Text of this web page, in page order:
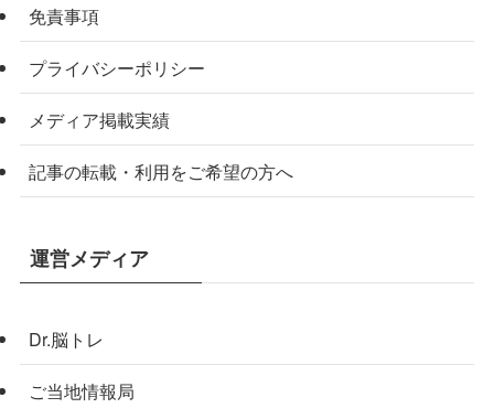
免責事項
プライバシーポリシー
メディア掲載実績
記事の転載・利用をご希望の方へ
運営メディア
Dr.脳トレ
ご当地情報局